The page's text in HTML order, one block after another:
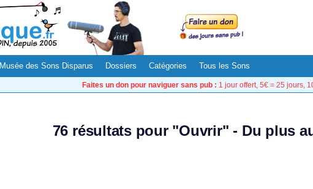
Musée des Sons Disparus Dossiers Catégories Tous les Sons
Faites un don pour naviguer sans pub : 1 jour offert, 5€ = 25 jours,
76 résultats pour "Ouvrir" - Du plus